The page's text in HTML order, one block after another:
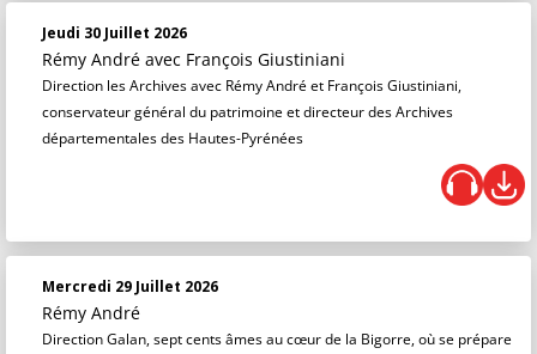
Jeudi 30 Juillet 2026
Rémy André avec François Giustiniani
Direction les Archives avec Rémy André et François Giustiniani,
conservateur général du patrimoine et directeur des Archives
départementales des Hautes-Pyrénées
Mercredi 29 Juillet 2026
Rémy André
Direction Galan, sept cents âmes au cœur de la Bigorre, où se prépare